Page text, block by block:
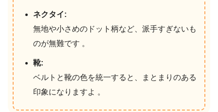
ネクタイ:
無地や小さめのドット柄など、派手すぎないも
のが無難です 。
靴:
ベルトと靴の色を統一すると、まとまりのある
印象になりますよ 。